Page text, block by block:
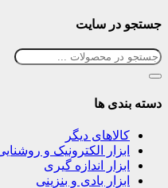
جستجو در سایت
دسته بندی ها
کالاهای دیگر
ابزار الکترونیک و
ابزار اندازه گیری
ابزار بادی و بنزینی